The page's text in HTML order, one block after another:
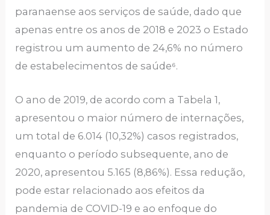
paranaense aos serviços de saúde, dado que
apenas entre os anos de 2018 e 2023 o Estado
registrou um aumento de 24,6% no número
de estabelecimentos de saúde⁶.
O ano de 2019, de acordo com a Tabela 1,
apresentou o maior número de internações,
um total de 6.014 (10,32%) casos registrados,
enquanto o período subsequente, ano de
2020, apresentou 5.165 (8,86%). Essa redução,
pode estar relacionado aos efeitos da
pandemia de COVID-19 e ao enfoque do